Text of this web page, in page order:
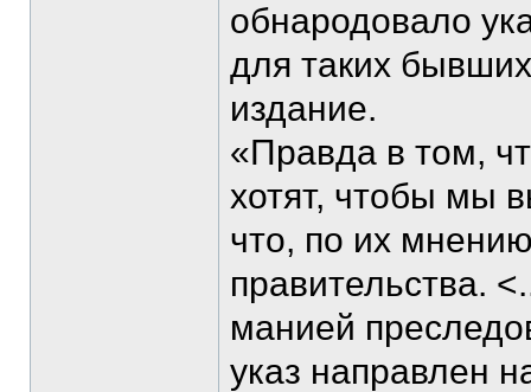
обнародовало
для таких
издание.
«Правда в том,
хотят, чтобы мы
что, по их
правительства.
манией
указ направлен